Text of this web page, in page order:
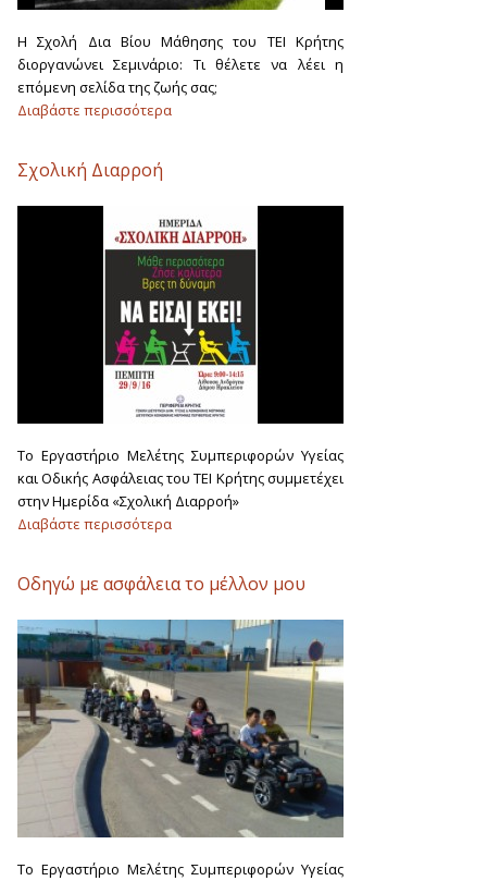
H Σχολή Δια Βίου Μάθησης του ΤΕΙ Κρήτης
διοργανώνει Σεμινάριο: Τι θέλετε να λέει η
επόμενη σελίδα της ζωής σας;
Διαβάστε περισσότερα
Σχολική Διαρροή
To Εργαστήριο Μελέτης Συμπεριφορών Υγείας
και Οδικής Ασφάλειας του ΤΕΙ Κρήτης συμμετέχει
στην Ημερίδα «Σχολική Διαρροή»
Διαβάστε περισσότερα
Οδηγώ με ασφάλεια το μέλλον μου
To Εργαστήριο Μελέτης Συμπεριφορών Υγείας